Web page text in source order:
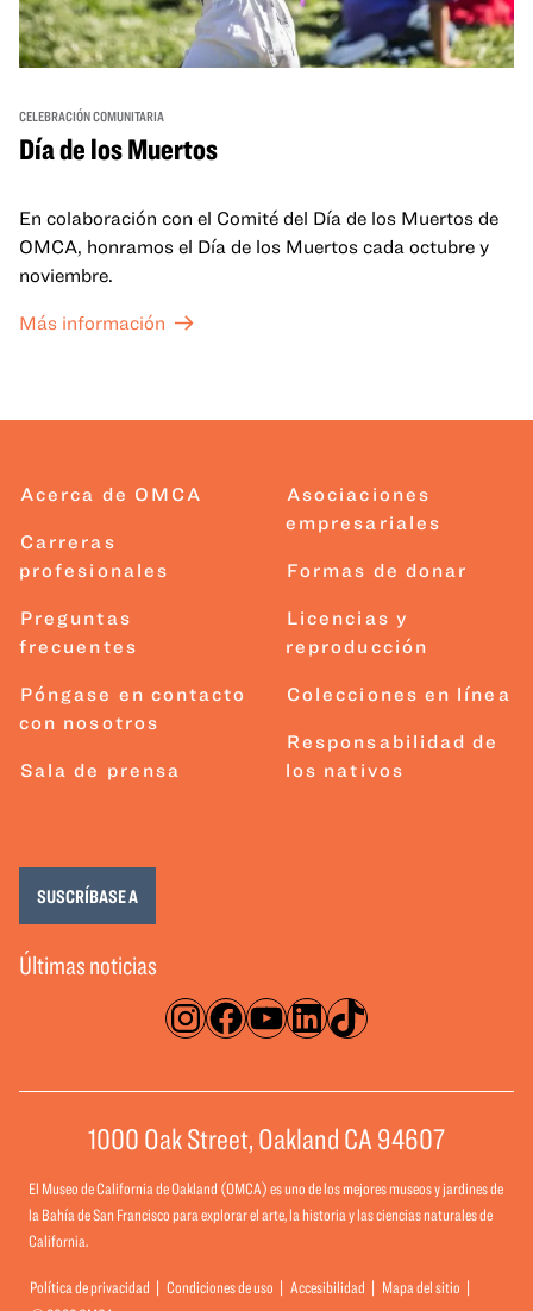
CELEBRACIÓN COMUNITARIA
Día de los Muertos
En colaboración con el Comité del Día de los Muertos de
OMCA, honramos el Día de los Muertos cada octubre y
noviembre.
Más información
Acerca de OMCA
Carreras
profesionales
Preguntas
frecuentes
Póngase en contacto
con nosotros
Sala de prensa
Asociaciones
empresariales
Formas de donar
Licencias y
reproducción
Colecciones en línea
Responsabilidad de
los nativos
Instagram
Facebook
YouTube
LinkedIn
TikTok
Últimas noticias
SUSCRÍBASE A
1000 Oak Street, Oakland CA 94607
El Museo de California de Oakland (OMCA) es uno de los mejores museos y jardines de
la Bahía de San Francisco para explorar el arte, la historia y las ciencias naturales de
California.
Política de privacidad Condiciones de uso Accesibilidad
Mapa del sitio